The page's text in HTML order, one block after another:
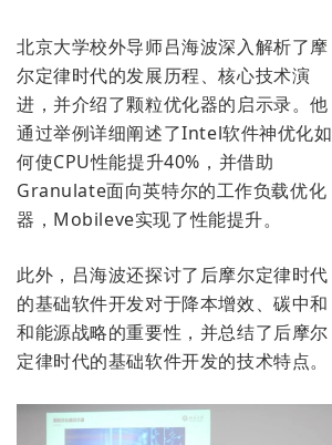
北京大学校外导师吕海波深入解析了摩
尔定律时代的发展历程、核心技术演
进，并介绍了颗粒优化器的启示录。他
通过举例详细阐述了Intel软件神优化如
何使CPU性能提升40%，并借助
Granulate面向英特尔的工作负载优化
器，Mobileve实现了性能提升。
此外，吕海波还探讨了后摩尔定律时代
的基础软件开发对于降本增效、碳中和
和能源战略的重要性，并总结了后摩尔
定律时代的基础软件开发的技术特点。